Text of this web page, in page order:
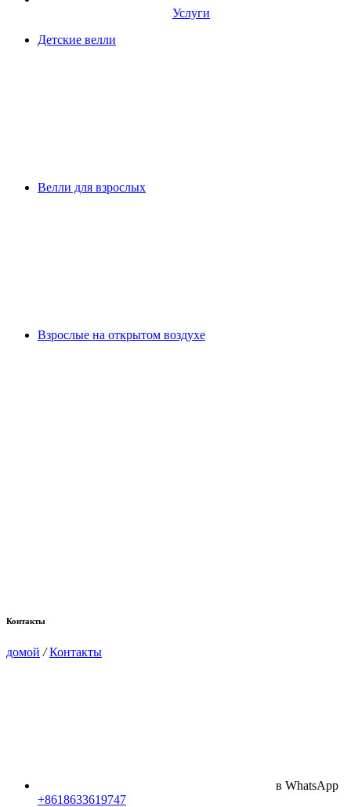
Услуги
Детские велли
Велли для взрослых
Взрослые на открытом воздухе
Контакты
домой /Контакты
в WhatsApp
+8618633619747